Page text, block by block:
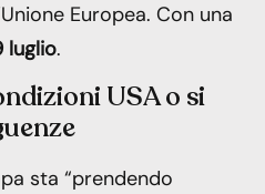
Europea. Con una
luglio.
USA o si
sta “prendendo